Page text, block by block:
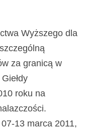
Wyższego dla
za granicą w
roku na
13 marca 2011,